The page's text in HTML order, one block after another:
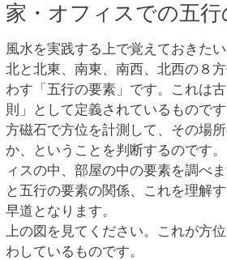
家・オフィスでの五行
風水を実践する上で覚えておきたい
北と北東、南東、南西、北西の８
わす「五行の要素」です。これは
則」として定義されているものです
方磁石で方位を計測して、その場
か、ということを判断するのです
ィスの中、部屋の中の要素を調べ
と五行の要素の関係、これを理解
早道となります。
上の図を見てください。これが方
わしているものです。